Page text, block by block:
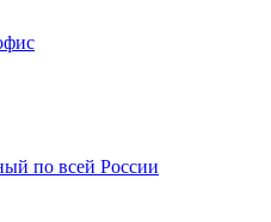
по всей России